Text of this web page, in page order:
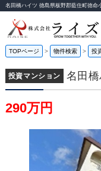
名田橋ハイツ 徳島県板野郡藍住町徳命
TOPページ 物件検索 投
投資マンション 名田
290万円